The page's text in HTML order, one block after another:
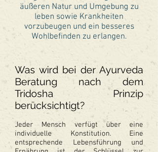
äußeren Natur und Umgebung zu
leben sowie Krankheiten
vorzubeugen und ein besseres
Wohlbefinden zu erlangen.
Was wird bei der Ayurveda
Beratung nach dem
Tridosha Prinzip
berücksichtigt?
Jeder Mensch verfügt über eine
individuelle Konstitution. Eine
entsprechende Lebensführung und